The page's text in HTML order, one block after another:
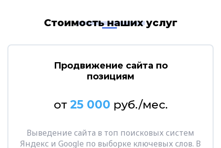
Стоимость наших услуг
Продвижение сайта по
позициям
от 25 000 руб./мес.
Выведение сайта в топ поисковых систем
Яндекс и Google по выборке ключевых слов. В